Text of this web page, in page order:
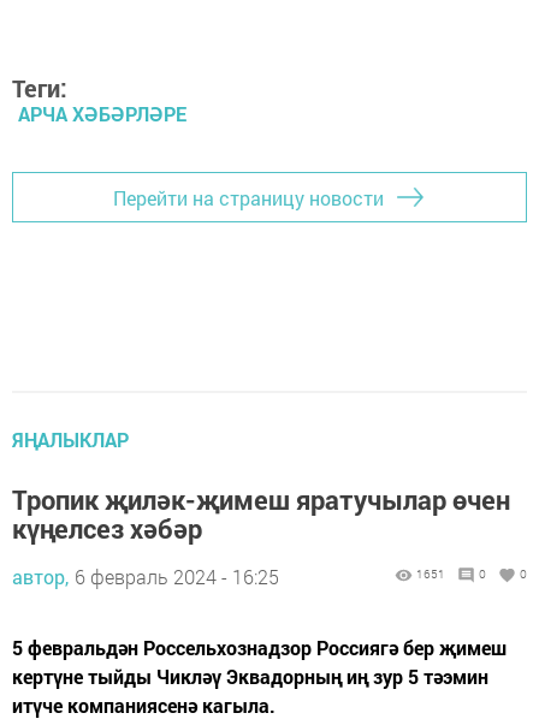
Теги:
АРЧА ХӘБӘРЛӘРЕ
Перейти на страницу новости
ЯҢАЛЫКЛАР
Тропик җиләк-җимеш яратучылар өчен
күңелсез хәбәр
автор, 6 февраль 2024 - 16:25 1651 0 0
5 февральдән Россельхознадзор Россиягә бер җимеш
кертүне тыйды Чикләү Эквадорның иң зур 5 тәэмин
итүче компаниясенә кагыла.